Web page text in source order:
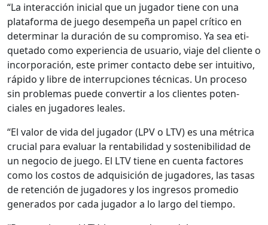
“La inter­ac­ción ini­cial que un jugador tiene con una
platafor­ma de juego desem­peña un papel críti­co en
deter­mi­nar la duración de su com­pro­miso. Ya sea eti­
que­ta­do como expe­ri­en­cia de usuario, via­je del cliente o
incor­po­ración, este primer con­tac­to debe ser intu­iti­vo,
rápi­do y libre de inter­rup­ciones téc­ni­cas. Un pro­ce­so
sin prob­le­mas puede con­ver­tir a los clientes poten­
ciales en jugadores leales.
“El val­or de vida del jugador (LPV o LTV) es una métri­ca
cru­cial para eval­u­ar la rentabil­i­dad y sosteni­bil­i­dad de
un nego­cio de juego. El LTV tiene en cuen­ta fac­tores
como los cos­tos de adquisi­ción de jugadores, las tasas
de reten­ción de jugadores y los ingre­sos prome­dio
gen­er­a­dos por cada jugador a lo largo del tiem­po.